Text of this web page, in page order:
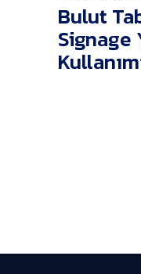
Bulut
Signage